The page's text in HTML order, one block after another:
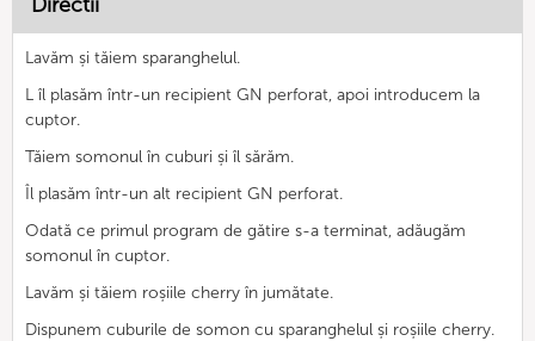
Lavăm și tăiem sparanghelul.
L îl plasăm într-un recipient GN perforat, apoi introducem la
cuptor.
Tăiem somonul în cuburi și îl sărăm.
Îl plasăm într-un alt recipient GN perforat.
Odată ce primul program de gătire s-a terminat, adăugăm
somonul în cuptor.
Lavăm și tăiem roșiile cherry în jumătate.
Dispunem cuburile de somon cu sparanghelul și roșiile cherry.